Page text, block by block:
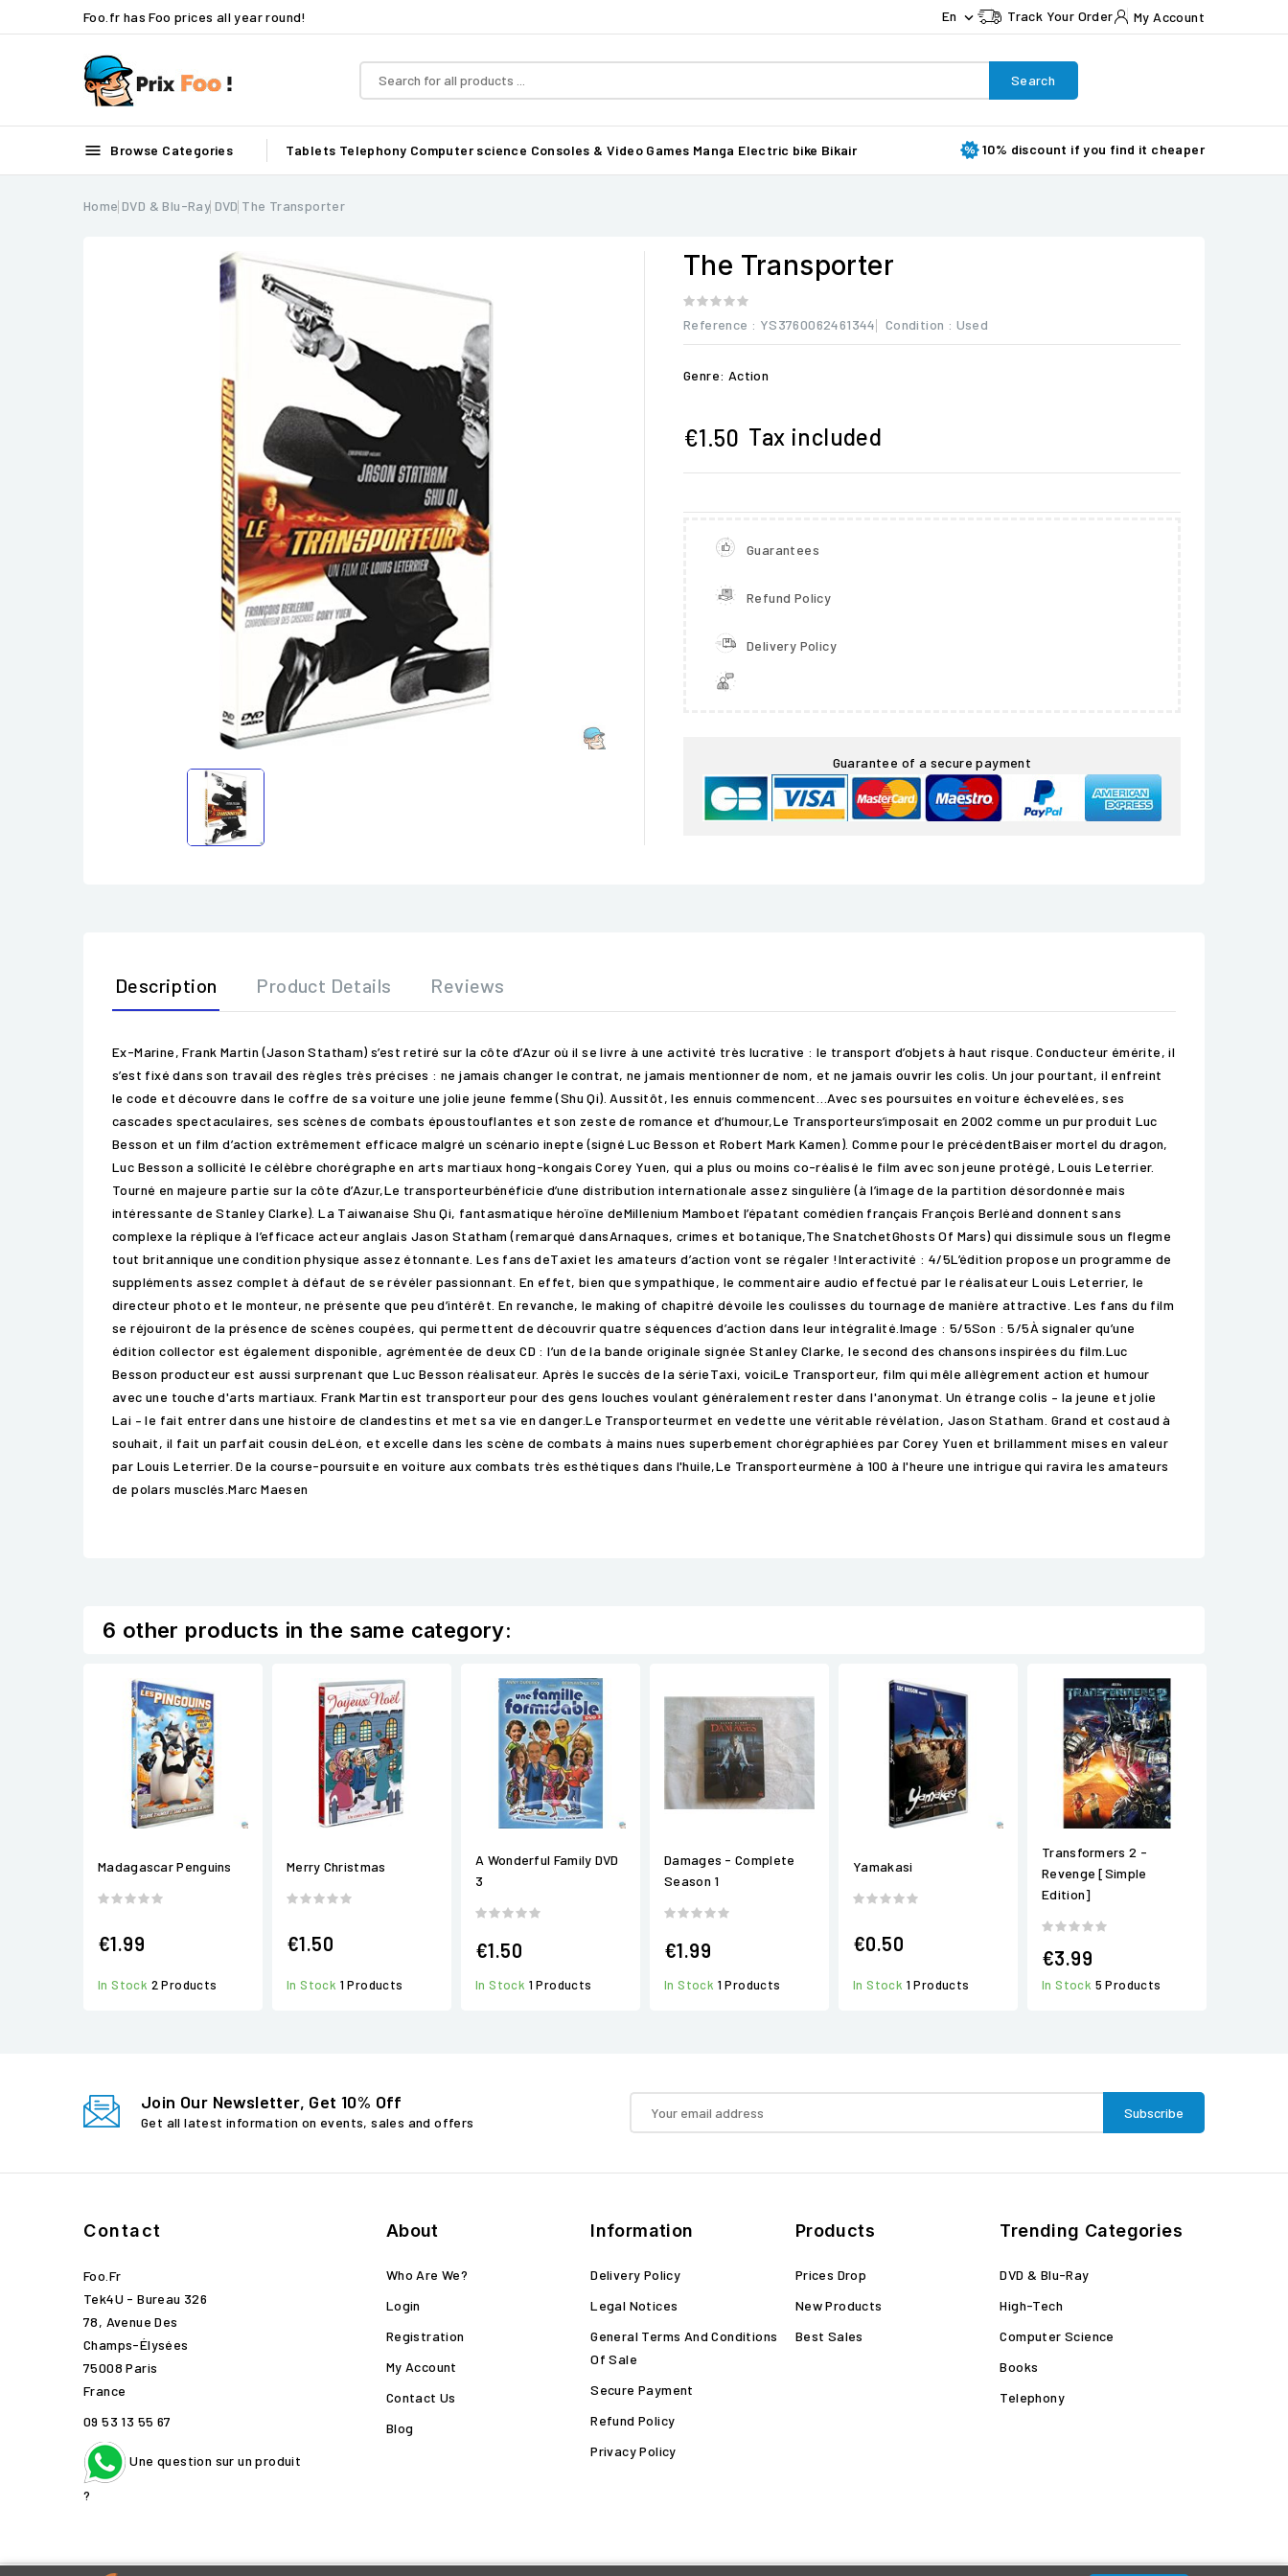
Foo.fr has Foo prices all year round! En  Track Your Order My Account
Search
 Browse Categories Tablets Telephony Computer science Consoles & Video Games Manga Electric bike Bikair 10% discount if you find it cheaper
Home DVD & Blu-Ray DVD The Transporter

The Transporter
Reference : YS3760062461344 Condition : Used
Genre: Action
€1.50 Tax included
Guarantees
Refund Policy
Delivery Policy
Guarantee of a secure payment
Description Product Details Reviews
Ex-Marine, Frank Martin (Jason Statham) s’est retiré sur la côte d’Azur où il se livre à une activité très lucrative : le transport d’objets à haut risque. Conducteur émérite, il
s’est fixé dans son travail des règles très précises : ne jamais changer le contrat, ne jamais mentionner de nom, et ne jamais ouvrir les colis. Un jour pourtant, il enfreint
le code et découvre dans le coffre de sa voiture une jolie jeune femme (Shu Qi). Aussitôt, les ennuis commencent…Avec ses poursuites en voiture échevelées, ses
cascades spectaculaires, ses scènes de combats époustouflantes et son zeste de romance et d’humour,Le Transporteurs’imposait en 2002 comme un pur produit Luc
Besson et un film d’action extrêmement efficace malgré un scénario inepte (signé Luc Besson et Robert Mark Kamen). Comme pour le précédentBaiser mortel du dragon,
Luc Besson a sollicité le célèbre chorégraphe en arts martiaux hong-kongais Corey Yuen, qui a plus ou moins co-réalisé le film avec son jeune protégé, Louis Leterrier.
Tourné en majeure partie sur la côte d’Azur,Le transporteurbénéficie d’une distribution internationale assez singulière (à l’image de la partition désordonnée mais
intéressante de Stanley Clarke). La Taiwanaise Shu Qi, fantasmatique héroïne deMillenium Mamboet l’épatant comédien français François Berléand donnent sans
complexe la réplique à l’efficace acteur anglais Jason Statham (remarqué dansArnaques, crimes et botanique,The SnatchetGhosts Of Mars) qui dissimule sous un flegme
tout britannique une condition physique assez étonnante. Les fans deTaxiet les amateurs d’action vont se régaler !Interactivité : 4/5L’édition propose un programme de
suppléments assez complet à défaut de se révéler passionnant. En effet, bien que sympathique, le commentaire audio effectué par le réalisateur Louis Leterrier, le
directeur photo et le monteur, ne présente que peu d’intérêt. En revanche, le making of chapitré dévoile les coulisses du tournage de manière attractive. Les fans du film
se réjouiront de la présence de scènes coupées, qui permettent de découvrir quatre séquences d’action dans leur intégralité.Image : 5/5Son : 5/5À signaler qu’une
édition collector est également disponible, agrémentée de deux CD : l’un de la bande originale signée Stanley Clarke, le second des chansons inspirées du film.Luc
Besson producteur est aussi surprenant que Luc Besson réalisateur. Après le succès de la sérieTaxi, voiciLe Transporteur, film qui mêle allègrement action et humour
avec une touche d'arts martiaux. Frank Martin est transporteur pour des gens louches voulant généralement rester dans l'anonymat. Un étrange colis – la jeune et jolie
Lai – le fait entrer dans une histoire de clandestins et met sa vie en danger.Le Transporteurmet en vedette une véritable révélation, Jason Statham. Grand et costaud à
souhait, il fait un parfait cousin deLéon, et excelle dans les scène de combats à mains nues superbement chorégraphiées par Corey Yuen et brillamment mises en valeur
par Louis Leterrier. De la course-poursuite en voiture aux combats très esthétiques dans l'huile,Le Transporteurmène à 100 à l'heure une intrigue qui ravira les amateurs
de polars musclés.Marc Maesen
6 other products in the same category:
Madagascar Penguins
€1.99
In Stock 2 Products
Merry Christmas
€1.50
In Stock 1 Products
A Wonderful Family DVD
3
€1.50
In Stock 1 Products
Damages - Complete
Season 1
€1.99
In Stock 1 Products
Yamakasi
€0.50
In Stock 1 Products
Transformers 2 -
Revenge [Simple
Edition]
€3.99
In Stock 5 Products
Join Our Newsletter, Get 10% Off
Get all latest information on events, sales and offers
Contact
Foo.fr
Tek4U - Bureau 326
78, Avenue Des
Champs-Élysées
75008 Paris
France
09 53 13 55 67
Une question sur un produit
?
About
Who Are We?
Login
Registration
My Account
Contact Us
Blog
Information
Delivery Policy
Legal Notices
General Terms And Conditions
Of Sale
Secure Payment
Refund Policy
Privacy Policy
Products
Prices Drop
New Products
Best Sales
Trending Categories
DVD & Blu-Ray
High-Tech
Computer Science
Books
Telephony